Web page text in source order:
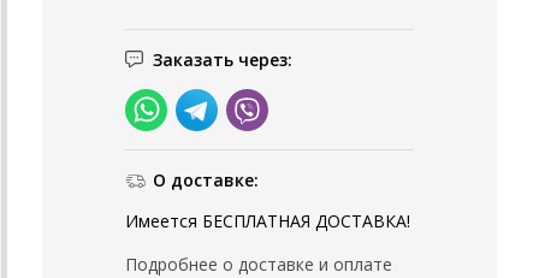
Заказать через:
О доставке:
Имеется БЕСПЛАТНАЯ ДОСТАВКА!
Подробнее о доставке и оплате